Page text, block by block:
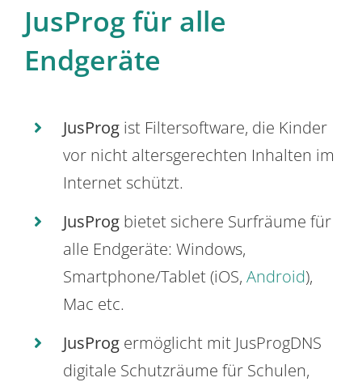
JusProg für alle
Endgeräte
JusProg ist Filtersoftware, die Kinder
vor nicht altersgerechten Inhalten im
Internet schützt.
JusProg bietet sichere Surfräume für
alle Endgeräte: Windows,
Smartphone/Tablet (iOS, Android),
Mac etc.
JusProg ermöglicht mit JusProgDNS
digitale Schutzräume für Schulen,